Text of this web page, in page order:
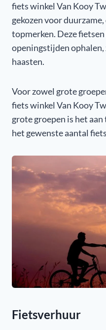
fiets winkel Van Kooy
gekozen voor
topmerken. Deze
openingstijden
haasten.
Voor zowel grote
fiets winkel Van Kooy
grote groepen is het
het gewenste aantal
Fietsverhuur